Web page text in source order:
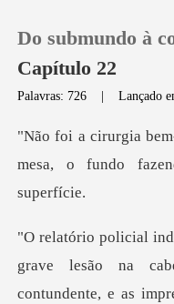
Loja
Histórico
Sair
Do submundo à
Capítulo 22
Palavras: 726 |Lançado
mesa, o fundo
rave lesão na
contundente, e a